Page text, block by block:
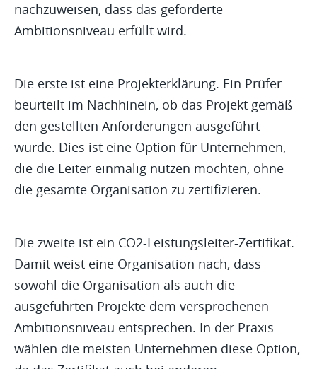
nachzuweisen, dass das geforderte
Ambitionsniveau erfüllt wird.
Die erste ist eine Projekterklärung. Ein Prüfer
beurteilt im Nachhinein, ob das Projekt gemäß
den gestellten Anforderungen ausgeführt
wurde. Dies ist eine Option für Unternehmen,
die die Leiter einmalig nutzen möchten, ohne
die gesamte Organisation zu zertifizieren.
Die zweite ist ein CO2-Leistungsleiter-Zertifikat.
Damit weist eine Organisation nach, dass
sowohl die Organisation als auch die
ausgeführten Projekte dem versprochenen
Ambitionsniveau entsprechen. In der Praxis
wählen die meisten Unternehmen diese Option,